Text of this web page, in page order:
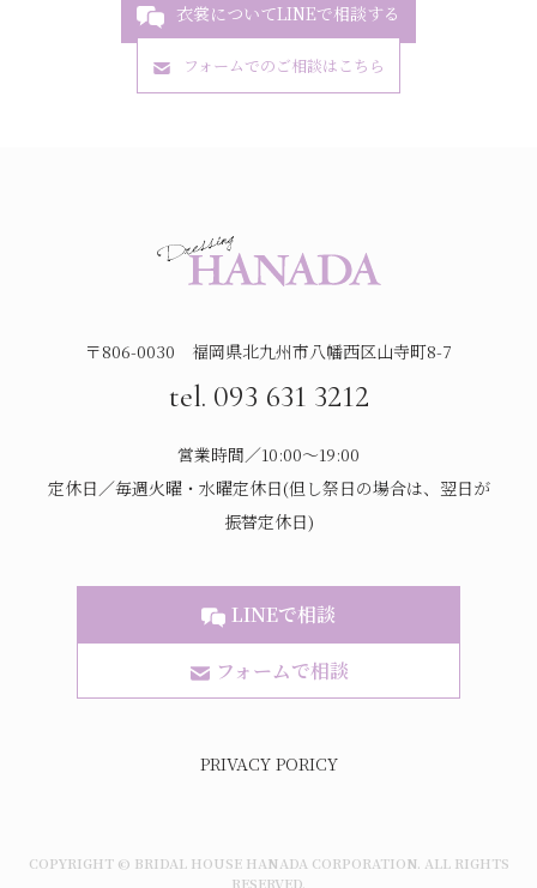
衣裳についてLINEで相談する
フォームでのご相談はこちら
〒806-0030 福岡県北九州市八幡西区山寺町8-7
tel. 093 631 3212
営業時間／10:00～19:00
定休日／毎週火曜・水曜定休日(但し祭日の場合は、翌日が
振替定休日)
LINEで相談
フォームで相談
PRIVACY PORICY
COPYRIGHT © BRIDAL HOUSE HANADA CORPORATION. ALL RIGHTS
RESERVED.